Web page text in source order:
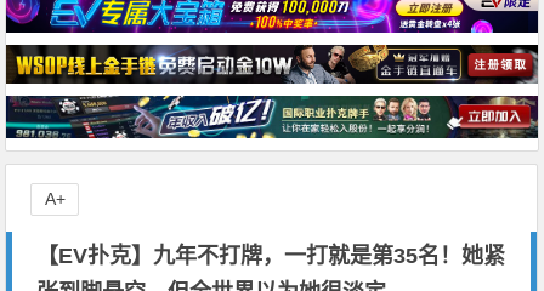
【EV扑克】九年不打牌，一打就是第35名！她紧
A+